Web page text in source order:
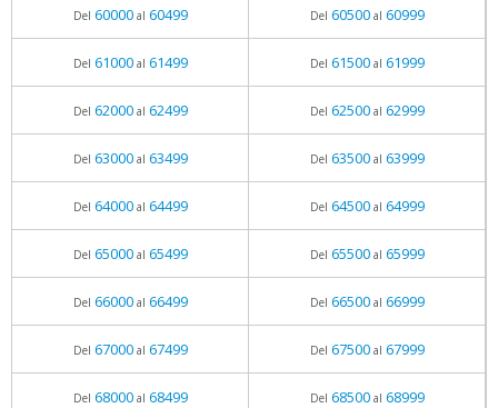
Del 60000al 60499 Del 60500al 60999
Del 61000al 61499 Del 61500al 61999
Del 62000al 62499 Del 62500al 62999
Del 63000al 63499 Del 63500al 63999
Del 64000al 64499 Del 64500al 64999
Del 65000al 65499 Del 65500al 65999
Del 66000al 66499 Del 66500al 66999
Del 67000al 67499 Del 67500al 67999
Del 68000al 68499 Del 68500al 68999